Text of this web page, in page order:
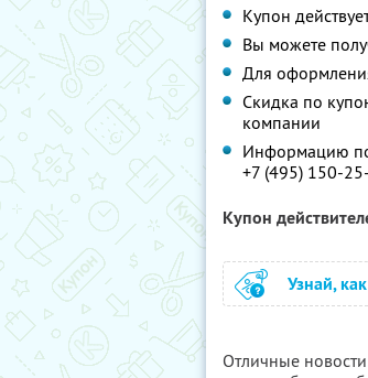
Купон
Вы можете
Для
Скидка по
компании
Информацию по
+7 (495) 150-
Купон
Узнай,
Отличные